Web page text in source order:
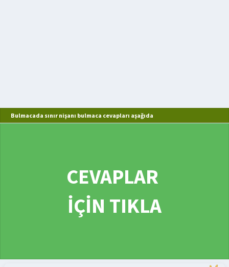
Bulmacada sınır nişanı bulmaca cevapları aşağıda
CEVAPLAR
İÇİN TIKLA